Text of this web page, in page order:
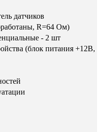
датчиков
R=64 Ом)
- 2 шт
(блок питания +12В,